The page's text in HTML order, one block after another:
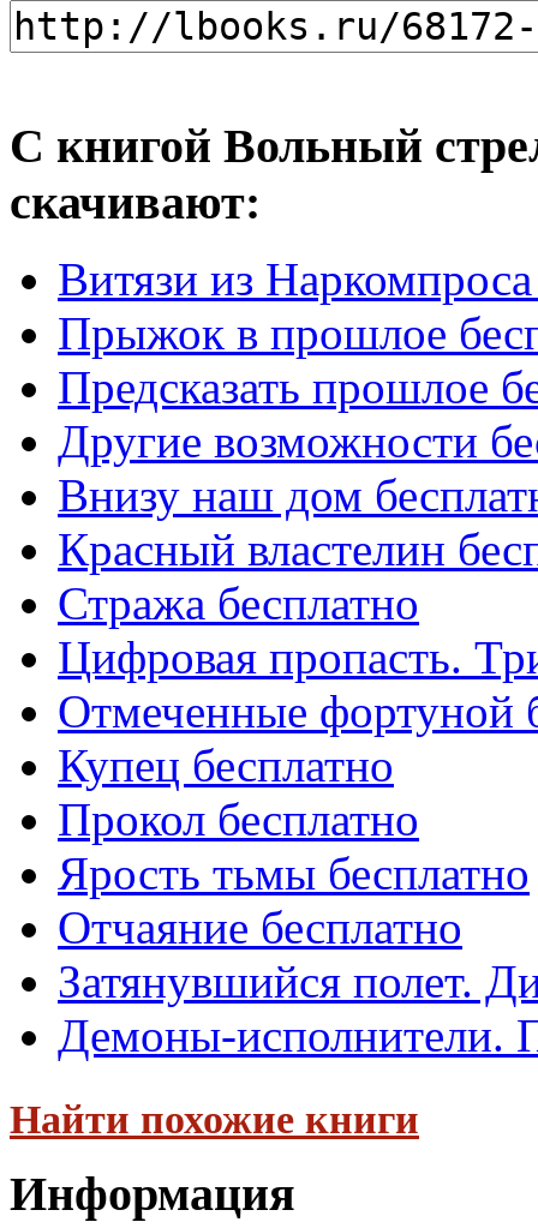
С книгой Вольный
скачивают:
Витязи из
Прыжок в прошлое
Предсказать прошлое
Другие возможности
Внизу наш дом
Красный властелин
Стража бесплатно
Цифровая пропасть.
Отмеченные фортуной
Купец бесплатно
Прокол бесплатно
Ярость тьмы бесплатно
Отчаяние бесплатно
Затянувшийся полет.
Демоны-исполнители.
Найти похожие книги
Информация